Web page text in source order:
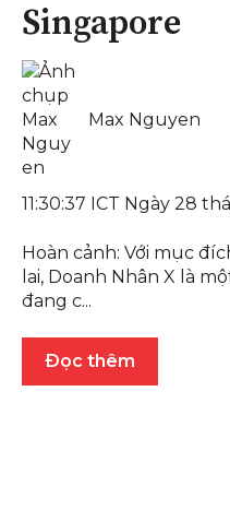
Singapore
Max Nguyen
11:30:37 ICT Ngày 28
Hoàn cảnh: Với mục
lai, Doanh Nhân X là
đang c...
Đọc thêm